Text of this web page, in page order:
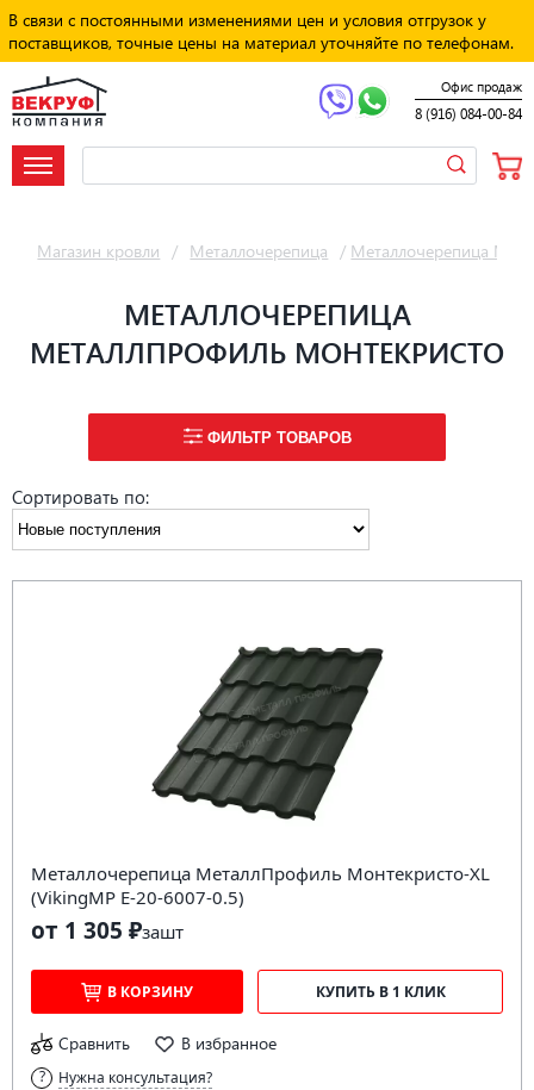
В связи с постоянными изменениями цен и условия отгрузок у
поставщиков, точные цены на материал уточняйте по телефонам.
Офис продаж
8 (916) 084-00-84
Магазин кровли / Металлочерепица / Металлочерепица
МЕТАЛЛОЧЕРЕПИЦА
МЕТАЛЛПРОФИЛЬ МОНТЕКРИСТО
Сортировать по:
ФИЛЬТР ТОВАРОВ
Металлочерепица МеталлПрофиль Монтекристо-XL
(VikingMP E-20-6007-0.5)
от 1 305 ₽зашт
В КОРЗИНУ КУПИТЬ В 1 КЛИК
Сравнить В избранное
Нужна консультация?